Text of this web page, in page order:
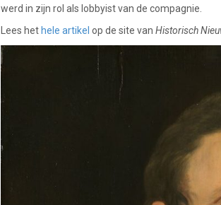
werd in zijn rol als lobbyist van de compagnie.
Lees het hele artikel op de site van Historisch